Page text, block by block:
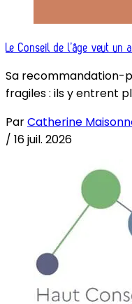
Le Conseil de l’âge veut un
Sa recommandation-
fragiles : ils y entrent
ParCatherine
/ 16 juil. 2026